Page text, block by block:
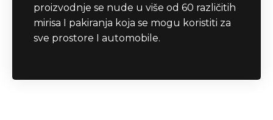
proizvodnje se nude u više od 60 različitih
mirisa I pakiranja koja se mogu koristiti za
sve prostore I automobile.